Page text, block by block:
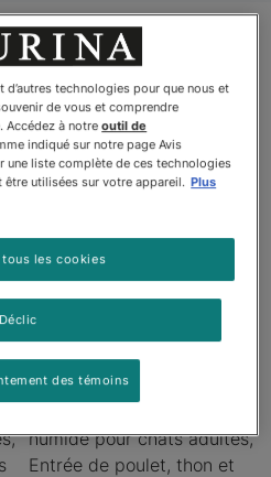
Nouveau
Pro Planᴹᴰ Complete
humide pour chats adultes,
Entrée de poulet, thon et
technologies pour que nous et
de vous et comprendre
Accédez à notreoutil de
indiqué sur notre page Avis
une liste complète de ces technologies
utilisées sur votre appareil. Plus
Déclic
les cookies
des témoins